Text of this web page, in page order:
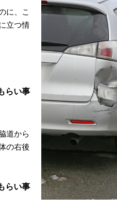
に、こ
立つ情
らい事
道から
の右後
らい事